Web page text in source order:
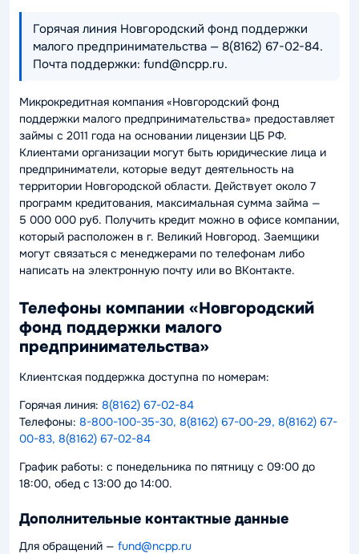
Горячая линия Новгородский фонд поддержки
малого предпринимательства — 8(8162) 67-02-84.
Почта поддержки: fund@ncpp.ru.
Микрокредитная компания «Новгородский фонд
поддержки малого предпринимательства» предоставляет
займы с 2011 года на основании лицензии ЦБ РФ.
Клиентами организации могут быть юридические лица и
предприниматели, которые ведут деятельность на
территории Новгородской области. Действует около 7
программ кредитования, максимальная сумма займа —
5 000 000 руб. Получить кредит можно в офисе компании,
который расположен в г. Великий Новгород. Заемщики
могут связаться с менеджерами по телефонам либо
написать на электронную почту или во ВКонтакте.
Телефоны компании «Новгородский
фонд поддержки малого
предпринимательства»
Клиентская поддержка доступна по номерам:
Горячая линия: 8(8162) 67-02-84
Телефоны: 8-800-100-35-30, 8(8162) 67-00-29, 8(8162) 67-
00-83, 8(8162) 67-02-84
График работы: с понедельника по пятницу с 09:00 до
18:00, обед с 13:00 до 14:00.
Дополнительные контактные данные
Для обращений — fund@ncpp.ru